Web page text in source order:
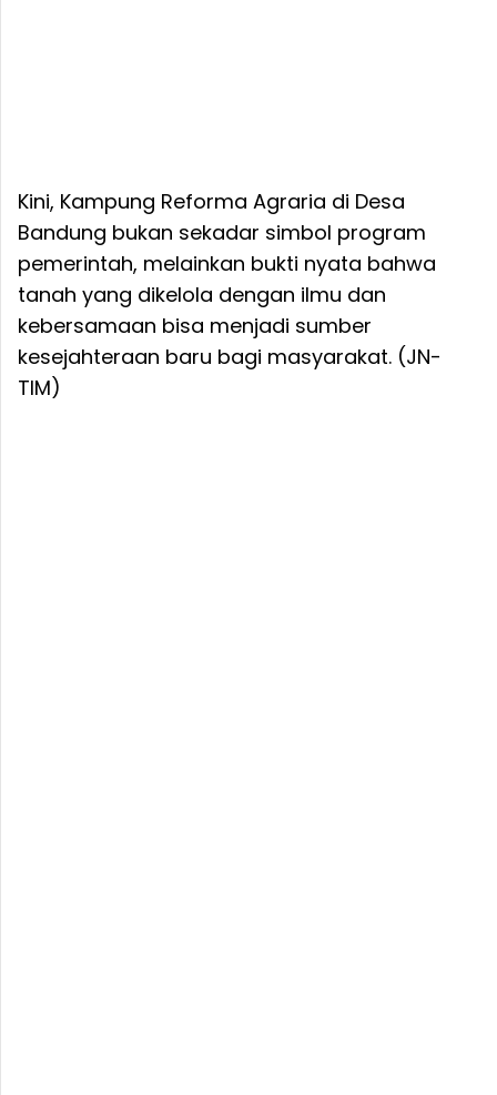
Kini, Kampung Reforma Agraria di Desa
Bandung bukan sekadar simbol program
pemerintah, melainkan bukti nyata bahwa
tanah yang dikelola dengan ilmu dan
kebersamaan bisa menjadi sumber
kesejahteraan baru bagi masyarakat. (JN-
TIM)